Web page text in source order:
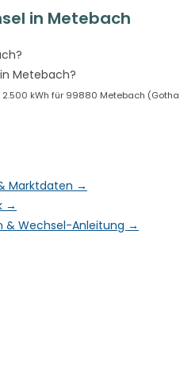
in Metebach
Metebach?
kWh für 99880 Metebach
Marktdaten →
→
& Wechsel-Anleitung →